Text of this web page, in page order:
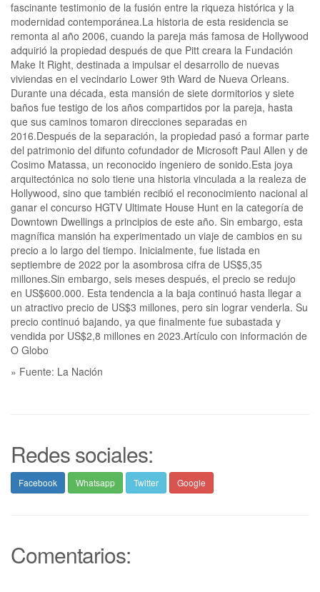
fascinante testimonio de la fusión entre la riqueza histórica y la
modernidad contemporánea.La historia de esta residencia se
remonta al año 2006, cuando la pareja más famosa de Hollywood
adquirió la propiedad después de que Pitt creara la Fundación
Make It Right, destinada a impulsar el desarrollo de nuevas
viviendas en el vecindario Lower 9th Ward de Nueva Orleans.
Durante una década, esta mansión de siete dormitorios y siete
baños fue testigo de los años compartidos por la pareja, hasta
que sus caminos tomaron direcciones separadas en
2016.Después de la separación, la propiedad pasó a formar parte
del patrimonio del difunto cofundador de Microsoft Paul Allen y de
Cosimo Matassa, un reconocido ingeniero de sonido.Esta joya
arquitectónica no solo tiene una historia vinculada a la realeza de
Hollywood, sino que también recibió el reconocimiento nacional al
ganar el concurso HGTV Ultimate House Hunt en la categoría de
Downtown Dwellings a principios de este año. Sin embargo, esta
magnífica mansión ha experimentado un viaje de cambios en su
precio a lo largo del tiempo. Inicialmente, fue listada en
septiembre de 2022 por la asombrosa cifra de US$5,35
millones.Sin embargo, seis meses después, el precio se redujo
en US$600.000. Esta tendencia a la baja continuó hasta llegar a
un atractivo precio de US$3 millones, pero sin lograr venderla. Su
precio continuó bajando, ya que finalmente fue subastada y
vendida por US$2,8 millones en 2023.Artículo con información de
O Globo
» Fuente: La Nación
Redes sociales:
Facebook Whatsapp Twitter Google
Comentarios: